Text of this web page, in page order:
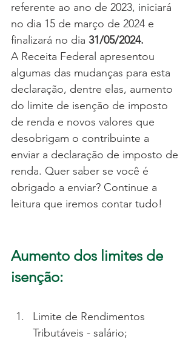
referente ao ano de 2023, iniciará
no dia 15 de março de 2024 e
finalizará no dia 31/05/2024.
A Receita Federal apresentou
algumas das mudanças para esta
declaração, dentre elas, aumento
do limite de isenção de imposto
de renda e novos valores que
desobrigam o contribuinte a
enviar a declaração de imposto de
renda. Quer saber se você é
obrigado a enviar? Continue a
leitura que iremos contar tudo!
Aumento dos limites de
isenção:
Limite de Rendimentos
Tributáveis - salário;